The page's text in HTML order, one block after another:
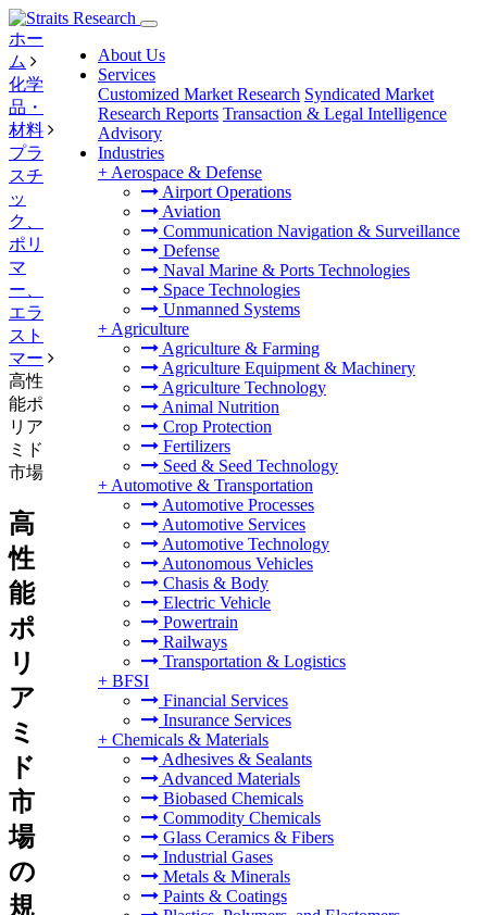
About Us
Services
Customized Market Research Syndicated Market
Research Reports Transaction & Legal Intelligence
Advisory
Industries
+ Aerospace & Defense
Airport Operations
Aviation
Communication Navigation & Surveillance
Defense
Naval Marine & Ports Technologies
Space Technologies
Unmanned Systems
+ Agriculture
Agriculture & Farming
Agriculture Equipment & Machinery
Agriculture Technology
Animal Nutrition
Crop Protection
Fertilizers
Seed & Seed Technology
+ Automotive & Transportation
Automotive Processes
Automotive Services
Automotive Technology
Autonomous Vehicles
Chasis & Body
Electric Vehicle
Powertrain
Railways
Transportation & Logistics
+ BFSI
Financial Services
Insurance Services
+ Chemicals & Materials
Adhesives & Sealants
Advanced Materials
Biobased Chemicals
Commodity Chemicals
Glass Ceramics & Fibers
Industrial Gases
Metals & Minerals
Paints & Coatings
ホー
ム
化学
品・
材料
プラ
スチ
ッ
ク、
ポリ
マ
ー、
エラ
スト
マー
高性
能ポ
リア
ミド
市場
高
性
能
ポ
リ
ア
ミ
ド
市
場
の
規